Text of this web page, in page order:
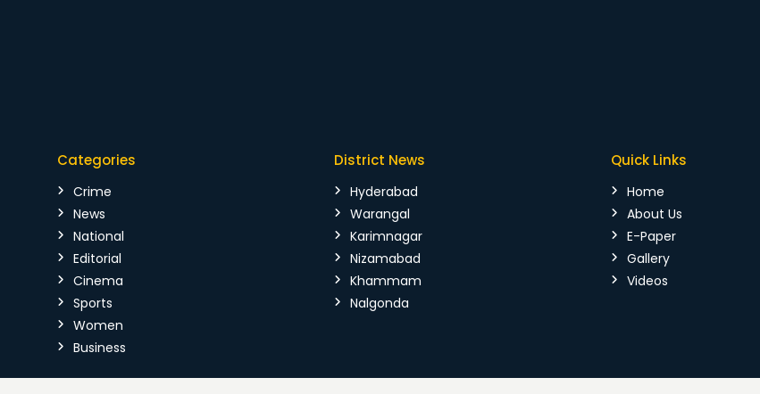
Categories
Crime
News
National
Editorial
Cinema
Sports
Women
Business
District News
Hyderabad
Warangal
Karimnagar
Nizamabad
Khammam
Nalgonda
Quick Links
Home
About Us
E-Paper
Gallery
Videos